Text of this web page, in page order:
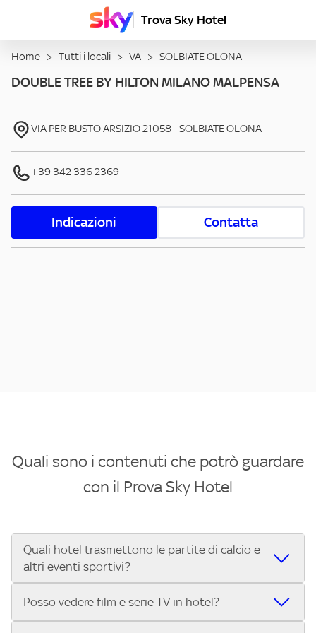
Trova Sky Hotel
Home > Tutti i locali > VA > SOLBIATE OLONA
DOUBLE TREE BY HILTON MILANO MALPENSA
VIA PER BUSTO ARSIZIO21058-SOLBIATE OLONA
+39 342 336 2369
Indicazioni Contatta
Quali sono i contenuti che potrò guardare
con il Prova Sky Hotel
Quali hotel trasmettono le partite di calcio e
altri eventi sportivi?
Se cerchi un hotel dove poter vedere le partite di Serie A,
Posso vedere film e serie TV in hotel?